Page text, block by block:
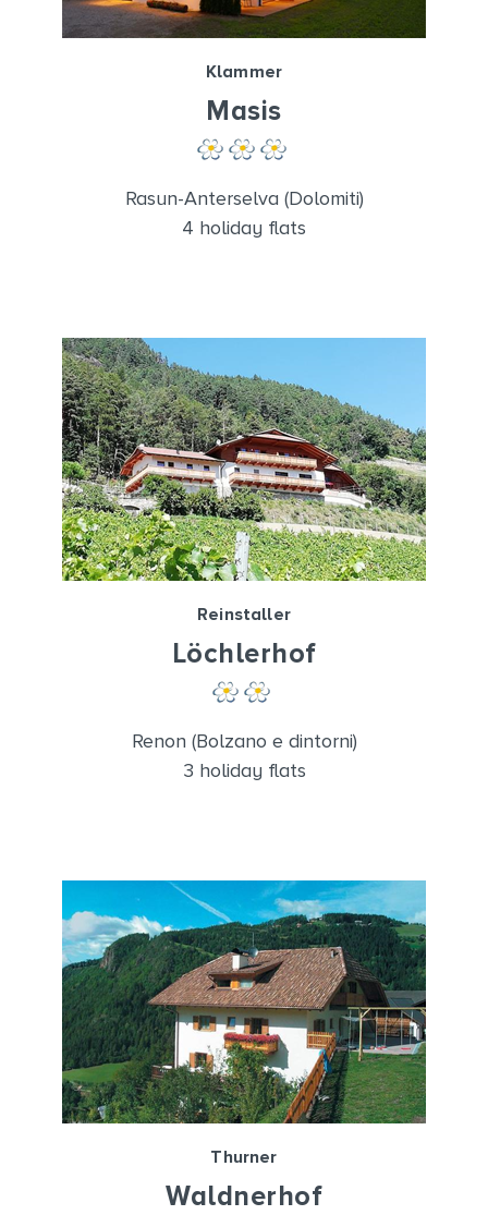
Klammer
Masis
Rasun-Anterselva (Dolomiti)
4 holiday flats
Reinstaller
Löchlerhof
Renon (Bolzano e dintorni)
3 holiday flats
Thurner
Waldnerhof